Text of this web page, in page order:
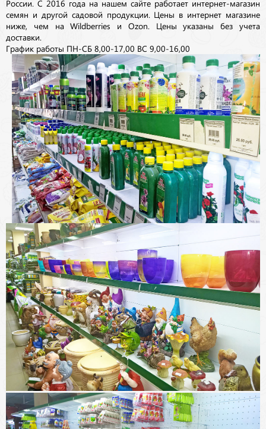
России. С 2016 года на нашем сайте работает интернет-магазин
семян и другой садовой продукции. Цены в интернет магазине
ниже, чем на Wildberries и Ozon. Цены указаны без учета
доставки.
График работы ПН-СБ 8,00-17,00 ВС 9,00-16,00